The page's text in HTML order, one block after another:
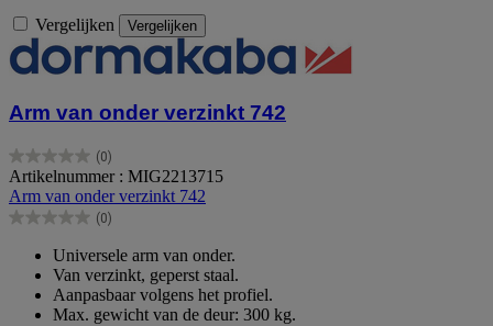
Vergelijken Vergelijken
Arm van onder verzinkt 742
(0)
0.0
van
de
5
Artikelnummer : MIG2213715
Arm van onder verzinkt 742
(0)
0.0
sterren.
Universele arm van onder.
Van verzinkt, geperst staal.
Aanpasbaar volgens het profiel.
Max. gewicht van de deur: 300 kg.